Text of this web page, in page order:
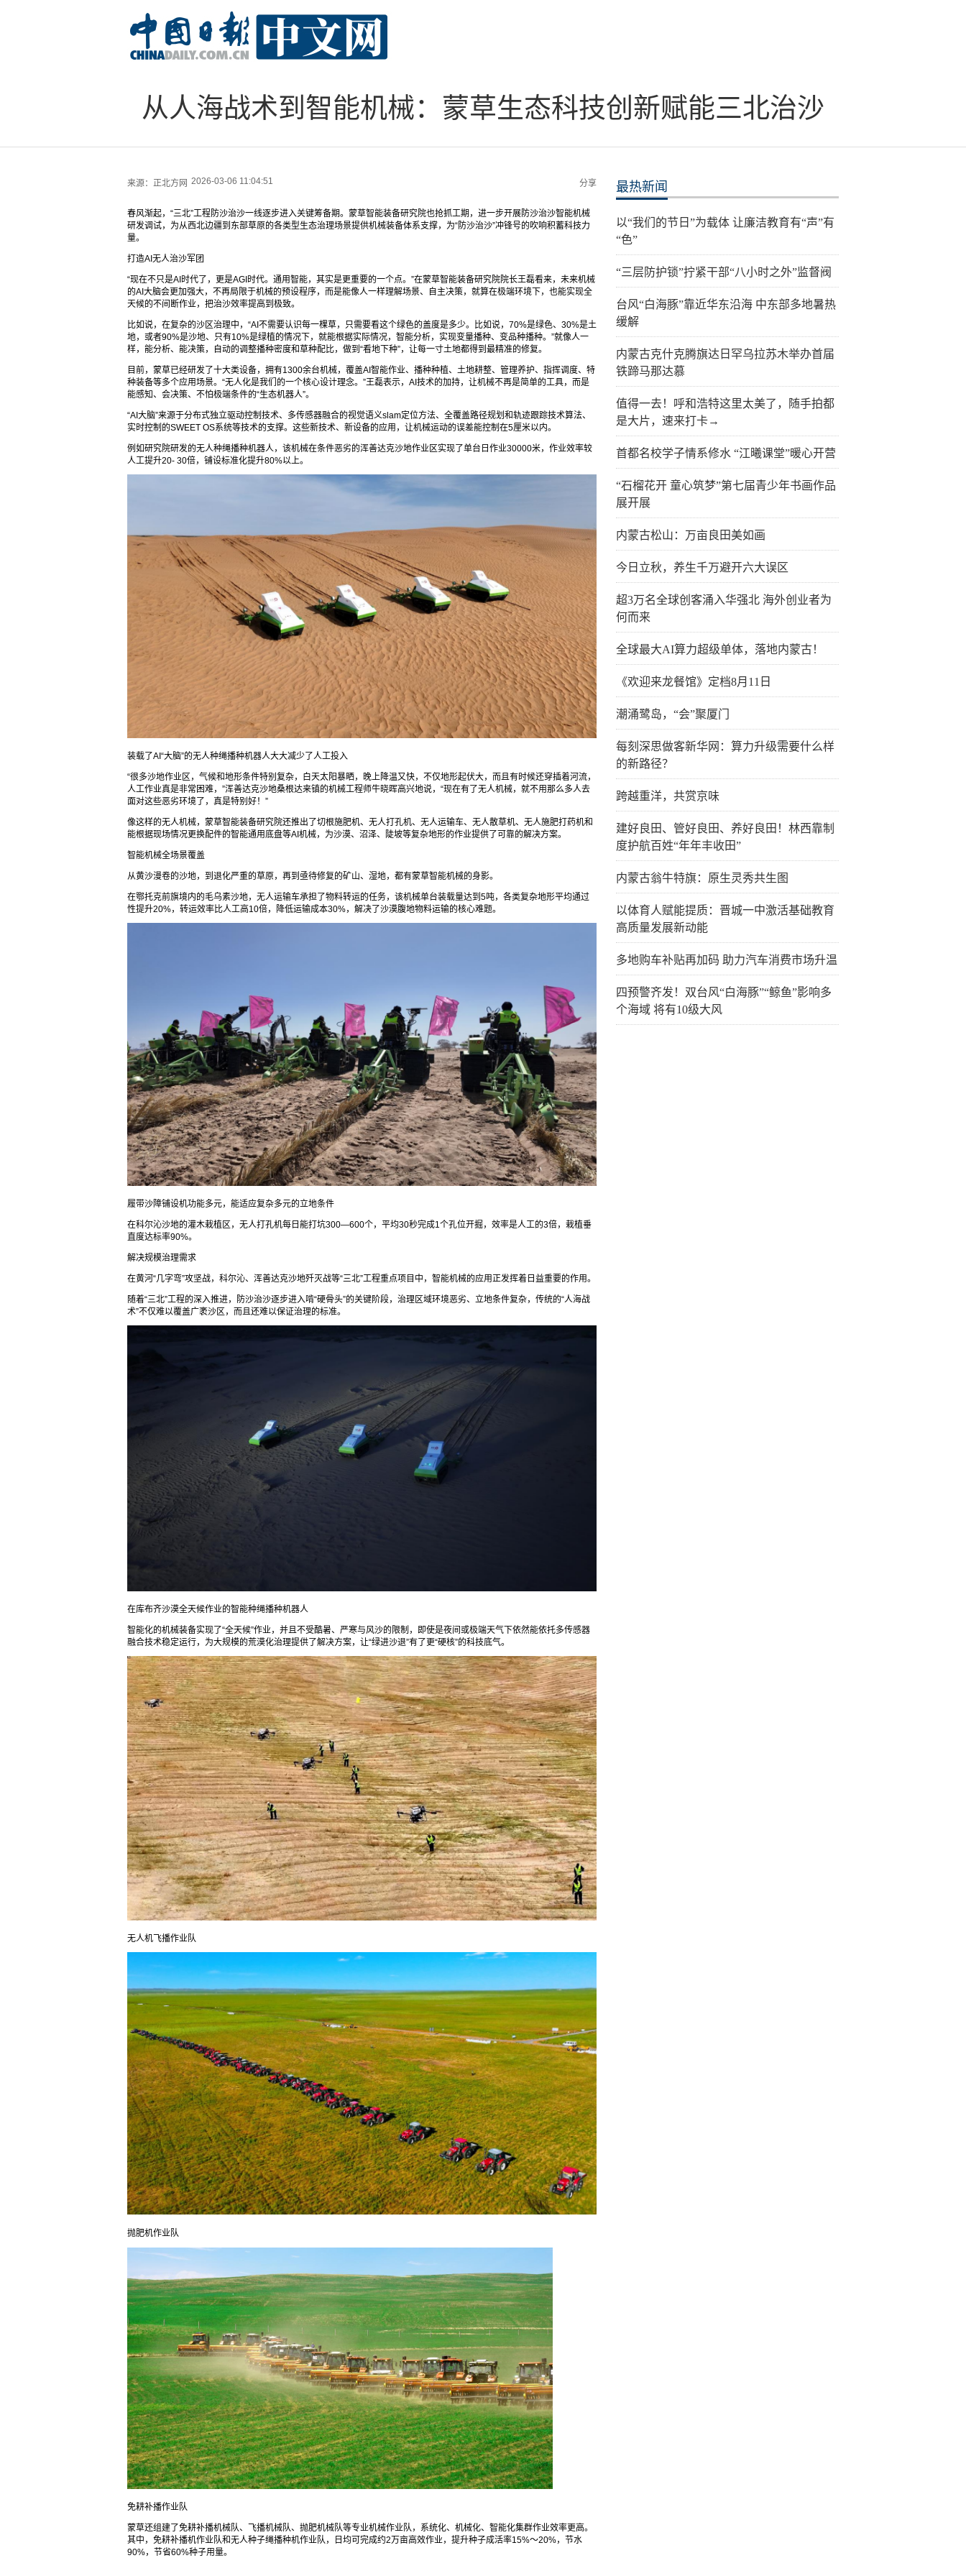
从人海战术到智能机械：蒙草生态科技创新赋能三北治沙
来源： 正北方网 2026-03-06 11:04:51 分享
春风渐起，“三北”工程防沙治沙一线逐步进入关键筹备期。蒙草智能装备研究院也抢抓工期，进一步开展防沙治沙智能机械
研发调试，为从西北边疆到东部草原的各类型生态治理场景提供机械装备体系支撑，为“防沙治沙”冲锋号的吹响积蓄科技力
量。
打造AI无人治沙军团
“现在不只是AI时代了，更是AGI时代。通用智能，其实是更重要的一个点。”在蒙草智能装备研究院院长王磊看来，未来机械
的AI大脑会更加强大，不再局限于机械的预设程序，而是能像人一样理解场景、自主决策，就算在极端环境下，也能实现全
天候的不间断作业，把治沙效率提高到极致。
比如说，在复杂的沙区治理中，“AI不需要认识每一棵草，只需要看这个绿色的盖度是多少。比如说，70%是绿色、30%是土
地，或者90%是沙地、只有10%是绿植的情况下，就能根据实际情况，智能分析，实现变量播种、变品种播种。”就像人一
样，能分析、能决策，自动的调整播种密度和草种配比，做到“看地下种”，让每一寸土地都得到最精准的修复。
目前，蒙草已经研发了十大类设备，拥有1300余台机械，覆盖AI智能作业、播种种植、土地耕整、管理养护、指挥调度、特
种装备等多个应用场景。“无人化是我们的一个核心设计理念。”王磊表示，AI技术的加持，让机械不再是简单的工具，而是
能感知、会决策、不怕极端条件的“生态机器人”。
“AI大脑”来源于分布式独立驱动控制技术、多传感器融合的视觉语义slam定位方法、全覆盖路径规划和轨迹跟踪技术算法、
实时控制的SWEET OS系统等技术的支撑。这些新技术、新设备的应用，让机械运动的误差能控制在5厘米以内。
例如研究院研发的无人种绳播种机器人，该机械在条件恶劣的浑善达克沙地作业区实现了单台日作业30000米，作业效率较
人工提升20- 30倍，铺设标准化提升80%以上。
装载了AI“大脑”的无人种绳播种机器人大大减少了人工投入
“很多沙地作业区，气候和地形条件特别复杂，白天太阳暴晒，晚上降温又快，不仅地形起伏大，而且有时候还穿插着河流，
人工作业真是非常困难，”浑善达克沙地桑根达来镇的机械工程师牛晓晖高兴地说，“现在有了无人机械，就不用那么多人去
面对这些恶劣环境了，真是特别好！”
像这样的无人机械，蒙草智能装备研究院还推出了切根施肥机、无人打孔机、无人运输车、无人散草机、无人施肥打药机和
能根据现场情况更换配件的智能通用底盘等AI机械，为沙漠、沼泽、陡坡等复杂地形的作业提供了可靠的解决方案。
智能机械全场景覆盖
从黄沙漫卷的沙地，到退化严重的草原，再到亟待修复的矿山、湿地，都有蒙草智能机械的身影。
在鄂托克前旗境内的毛乌素沙地，无人运输车承担了物料转运的任务，该机械单台装载量达到5吨，各类复杂地形平均通过
性提升20%，转运效率比人工高10倍，降低运输成本30%，解决了沙漠腹地物料运输的核心难题。
履带沙障铺设机功能多元，能适应复杂多元的立地条件
在科尔沁沙地的灌木栽植区，无人打孔机每日能打坑300—600个，平均30秒完成1个孔位开掘，效率是人工的3倍，栽植垂
直度达标率90%。
解决规模治理需求
在黄河“几字弯”攻坚战，科尔沁、浑善达克沙地歼灭战等“三北”工程重点项目中，智能机械的应用正发挥着日益重要的作用。
随着“三北”工程的深入推进，防沙治沙逐步进入啃“硬骨头”的关键阶段，治理区域环境恶劣、立地条件复杂，传统的“人海战
术”不仅难以覆盖广袤沙区，而且还难以保证治理的标准。
在库布齐沙漠全天候作业的智能种绳播种机器人
智能化的机械装备实现了“全天候”作业，并且不受酷暑、严寒与风沙的限制，即使是夜间或极端天气下依然能依托多传感器
融合技术稳定运行，为大规模的荒漠化治理提供了解决方案，让“绿进沙退”有了更“硬核”的科技底气。
无人机飞播作业队
抛肥机作业队
免耕补播作业队
蒙草还组建了免耕补播机械队、飞播机械队、抛肥机械队等专业机械作业队，系统化、机械化、智能化集群作业效率更高。
其中，免耕补播机作业队和无人种子绳播种机作业队，日均可完成约2万亩高效作业，提升种子成活率15%～20%，节水
90%，节省60%种子用量。
最热新闻
以“我们的节日”为载体 让廉洁教育有“声”有
“色”
“三层防护锁”拧紧干部“八小时之外”监督阀
台风“白海豚”靠近华东沿海 中东部多地暑热
缓解
内蒙古克什克腾旗达日罕乌拉苏木举办首届
铁蹄马那达慕
值得一去！呼和浩特这里太美了，随手拍都
是大片，速来打卡→
首都名校学子情系修水 “江曦课堂”暖心开营
“石榴花开 童心筑梦”第七届青少年书画作品
展开展
内蒙古松山：万亩良田美如画
今日立秋，养生千万避开六大误区
超3万名全球创客涌入华强北 海外创业者为
何而来
全球最大AI算力超级单体，落地内蒙古！
《欢迎来龙餐馆》定档8月11日
潮涌鹭岛，“会”聚厦门
每刻深思做客新华网：算力升级需要什么样
的新路径？
跨越重洋，共赏京味
建好良田、管好良田、养好良田！林西靠制
度护航百姓“年年丰收田”
内蒙古翁牛特旗：原生灵秀共生图
以体育人赋能提质：晋城一中激活基础教育
高质量发展新动能
多地购车补贴再加码 助力汽车消费市场升温
四预警齐发！双台风“白海豚”“鲸鱼”影响多
个海域 将有10级大风